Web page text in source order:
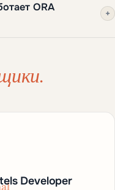
ORA
+
Developer